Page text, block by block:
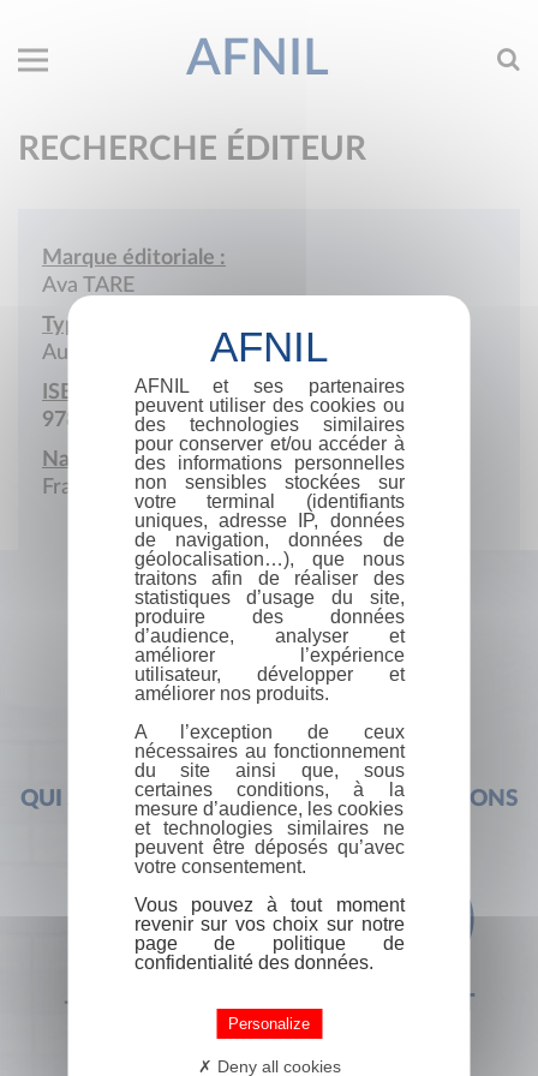
AFNIL
RECHERCHE ÉDITEUR
Marque éditoriale :
Ava TARE
Type de société :
Auto-édition
ISBN :
978-2-9599062
Nationalité :
France
QUI SOMMES-NOUS ? FOIRE AUX QUESTIONS
+33 (0) 1 44 41 29 19 CONTACT
AFNIL et ses partenaires
peuvent utiliser des cookies ou
des technologies similaires
pour conserver et/ou accéder à
des informations personnelles
non sensibles stockées sur
votre terminal (identifiants
uniques, adresse IP, données
de navigation, données de
géolocalisation…), que nous
traitons afin de réaliser des
statistiques d’usage du site,
produire des données
d’audience, analyser et
améliorer l’expérience
utilisateur, développer et
améliorer nos produits.
A l’exception de ceux
nécessaires au fonctionnement
du site ainsi que, sous
certaines conditions, à la
mesure d’audience, les cookies
et technologies similaires ne
peuvent être déposés qu’avec
votre consentement.
Vous pouvez à tout moment
revenir sur vos choix sur notre
page de politique de
confidentialité des données.
Personalize
Deny all cookies